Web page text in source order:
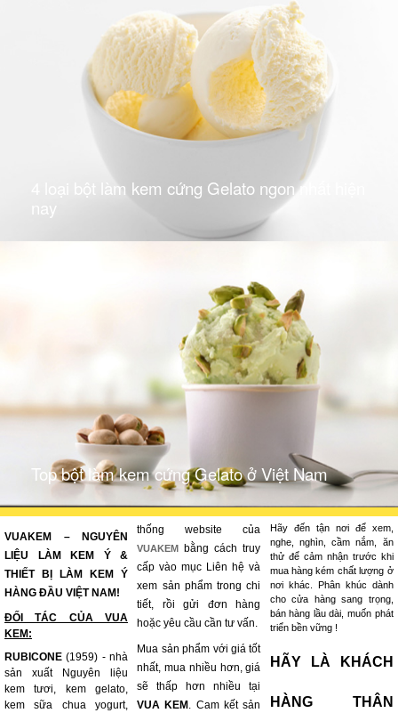
4 loại bột làm kem cứng Gelato ngon nhất hiện
nay
Top bột làm kem cứng Gelato ở Việt Nam
VUAKEM – NGUYÊN
LIỆU LÀM KEM Ý &
THIẾT BỊ LÀM KEM Ý
HÀNG ĐẦU VIỆT NAM!
ĐỐI TÁC CỦA VUA
KEM:
RUBICONE (1959) - nhà
sản xuất Nguyên liệu
kem tươi, kem gelato,
kem sữa chua yogurt,
thống website của
VUAKEM bằng cách truy
cấp vào mục Liên hệ và
xem sản phẩm trong chi
tiết, rồi gửi đơn hàng
hoặc yêu cầu cần tư vấn.
Mua sản phẩm với giá tốt
nhất, mua nhiều hơn, giá
sẽ thấp hơn nhiều tại
VUA KEM . Cam kết sản
Hãy đến tận nơi để xem,
nghe, nghìn, cầm nắm, ăn
thử để cảm nhận trước khi
mua hàng kém chất lượng ở
nơi khác. Phân khúc dành
cho cửa hàng sang trọng,
bán hàng lầu dài, muốn phát
triển bền vững !
HÃY LÀ KHÁCH
HÀNG THÂN